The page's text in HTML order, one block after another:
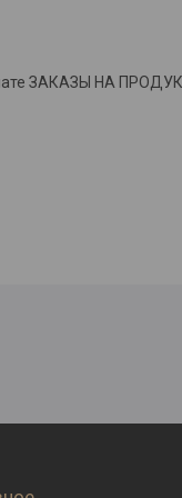
чате ЗАКАЗЫ НА